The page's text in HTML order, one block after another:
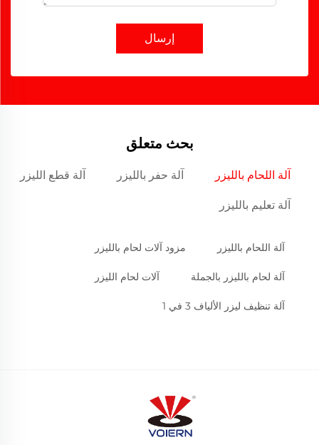
إرسال
بحث متعلق
آلة اللحام بالليزر آلة حفر بالليزر آلة قطع الليزر
آلة تعليم بالليزر
آلة اللحام بالليزر مزود آلات لحام بالليزر
آلة لحام بالليزر بالجملة آلات لحام الليزر
آلة تنظيف ليزر الألياف 3 في 1